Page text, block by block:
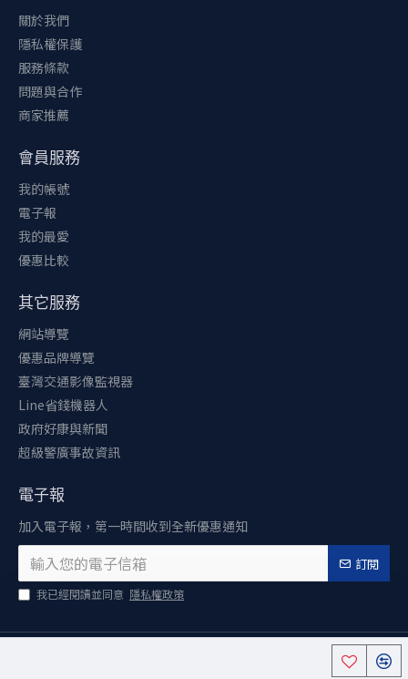
關於我們
隱私權保護
服務條款
問題與合作
商家推薦
會員服務
我的帳號
電子報
我的最愛
優惠比較
其它服務
網站導覽
優惠品牌導覽
臺灣交通影像監視器
Line省錢機器人
政府好康與新聞
超級警廣事故資訊
電子報
加入電子報，第一時間收到全新優惠通知
訂閱
我已經閱讀並同意 隱私權政策